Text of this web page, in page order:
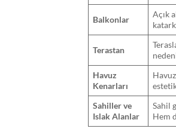
Balkonlar
Açık
Terastan
Havuz
Kenarları
Sahiller ve
Islak Alanlar
Sahil
Hem